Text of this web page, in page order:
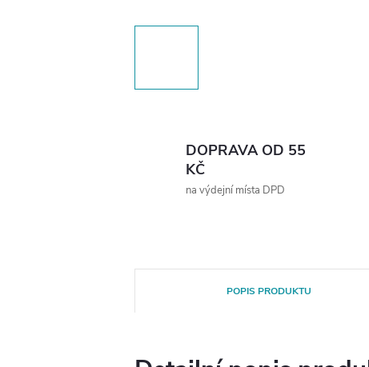
DOPRAVA OD 55
KČ
na výdejní místa DPD
POPIS PRODUKTU